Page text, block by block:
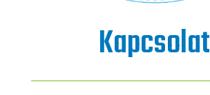
Kapcsolat